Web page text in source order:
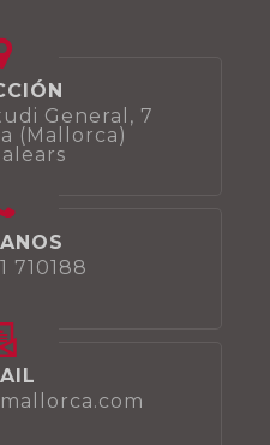
General, 7
(Mallorca)
710188